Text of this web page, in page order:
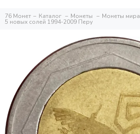
76 Монет Каталог Монеты Монеты мира
5 новых солей 1994-2009 Перу